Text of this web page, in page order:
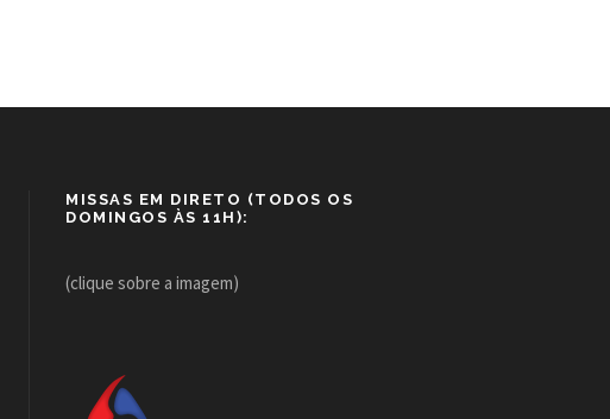
MISSAS EM DIRETO (TODOS OS
DOMINGOS ÀS 11H):
(clique sobre a imagem)